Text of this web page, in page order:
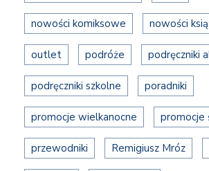
nowości komiksowe nowości
outlet podróże podręczniki
podręczniki szkolne poradniki
promocje wielkanocne promocje
przewodniki Remigiusz Mróz